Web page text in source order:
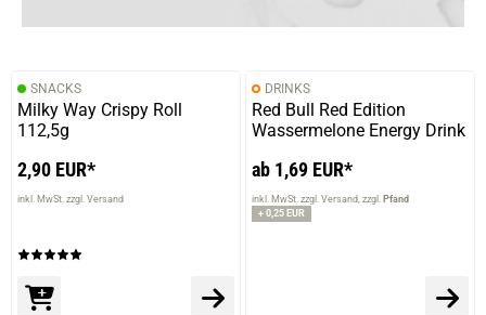
SNACKS
Milky Way Crispy Roll
112,5g
2,90 EUR*
inkl. MwSt. zzgl. Versand
DRINKS
Red Bull Red Edition
Wassermelone Energy Drink
ab 1,69 EUR*
inkl. MwSt. zzgl. Versand zzgl.
Pfand
+ 0,25 EUR